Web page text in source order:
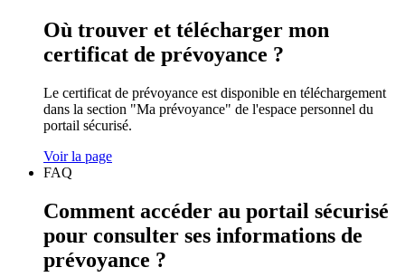
Où trouver et télécharger mon
certificat de prévoyance ?
Le certificat de prévoyance est disponible en téléchargement
dans la section "Ma prévoyance" de l'espace personnel du
portail sécurisé.
Voir la page
FAQ
Comment accéder au portail sécurisé
pour consulter ses informations de
prévoyance ?